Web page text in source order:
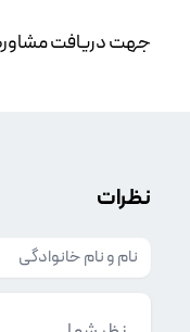
جهت دریافت
نظرات